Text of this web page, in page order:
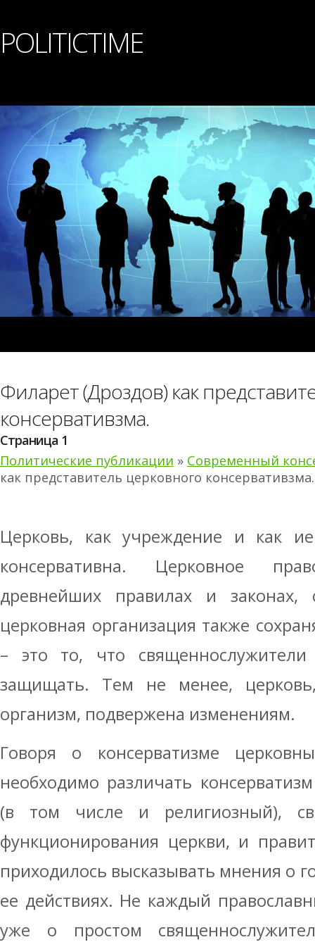
POLITICTIME
Филарет (Дроздов) как
консервативзма.
Страница 1
Политические публикации » Современный
как представитель церковного консервативзма.
Церковь, как учреждение и как
консервативна. Церковное
древнейших правилах и законах,
церковная организация также
– это то, что
защищать. Тем не менее,
организм, подвержена изменениям.
Говоря о консерватизме
необходимо различать
(в том числе и религиозный),
функционирования церкви, и
приходилось высказывать мнения о
ее действиях. Не каждый
уже о простом